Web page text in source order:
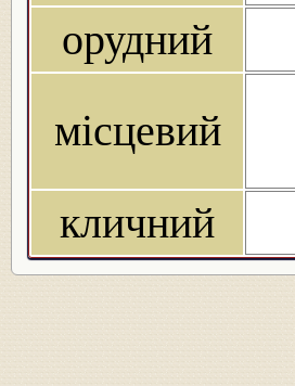
орудний
місцевий
кличний